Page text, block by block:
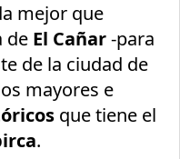
mejor que
de El Cañar-para
de la ciudad de
mayores e
que tiene el
.